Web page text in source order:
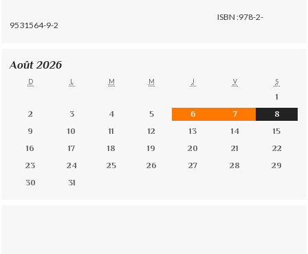
ISBN :978-2-
9531564-9-2
Août 2026
D L M M J V S
1
2
3 4 5 6 7
8
9
10 11 12 13 14
15
16
17 18 19 20 21
22
23
24 25 26 27 28
29
30
31